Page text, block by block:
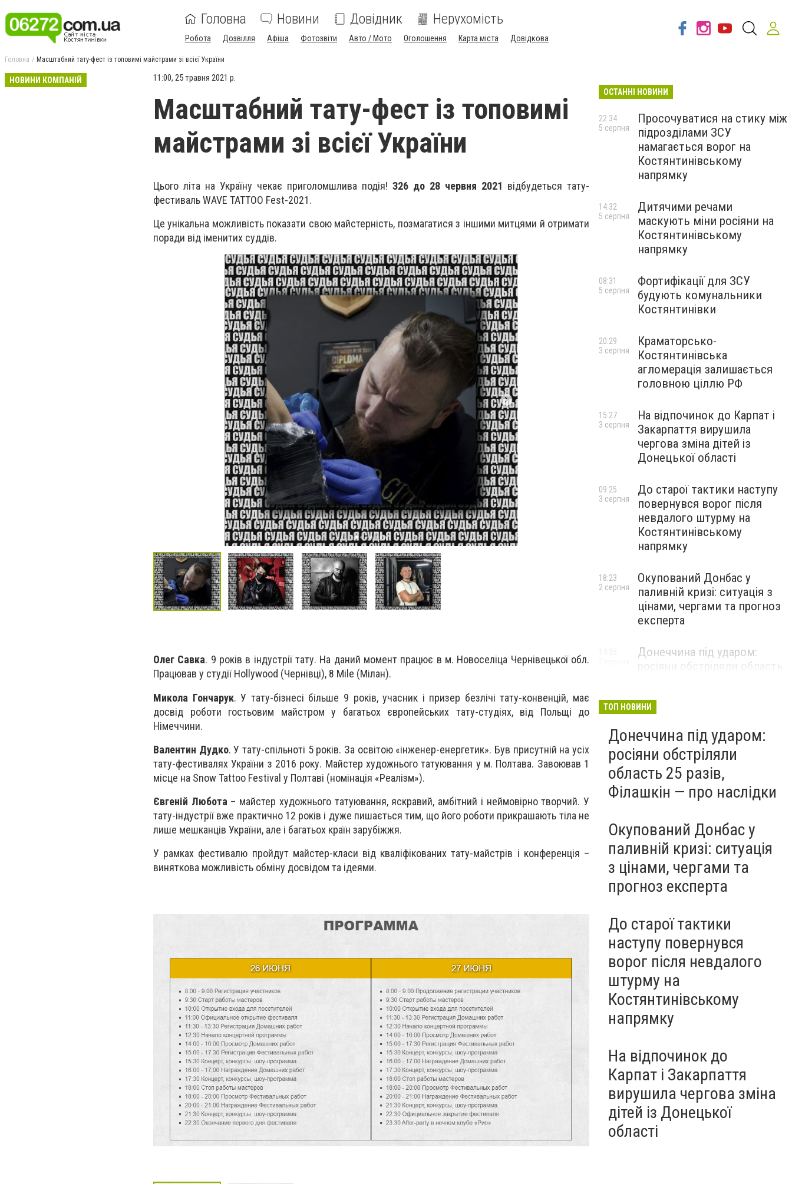
Головна Новини Довідник Нерухомість
Робота Дозвілля Афіша Фотозвіти Авто / Мото Оголошення Карта міста Довідкова
Головна Масштабний тату-фест із топовимі майстрами зі всієї України
НОВИНИ КОМПАНІЙ 11:00, 25 травня 2021 р.
Масштабний тату-фест із топовимі
майстрами зі всієї України
Цього літа на Україну чекає приголомшлива подія! З26 до 28 червня 2021 відбудеться тату-
фестиваль WAVE TATTOO Fest-2021.
Це унікальна можливість показати свою майстерність, позмагатися з іншими митцями й отримати
поради від іменитих суддів.
Олег Савка. 9 років в індустрії тату. На даний момент працює в м. Новоселіца Чернівецької обл.
Працював у студії Hollywood (Чернівці), 8 Mile (Мілан).
Микола Гончарук. У тату-бізнесі більше 9 років, учасник і призер безлічі тату-конвенцій, має
досвід роботи гостьовим майстром у багатьох європейських тату-студіях, від Польщі до
Німеччини.
Валентин Дудко. У тату-спільноті 5 років. За освітою «інженер-енергетик». Був присутній на усіх
тату-фестивалях України з 2016 року. Майстер художнього татуювання у м. Полтава. Завоював 1
місце на Snow Tattoo Festival у Полтаві (номінація «Реалізм»).
Євгеній Любота – майстер художнього татуювання, яскравий, амбітний і неймовірно творчий. У
тату-індустрії вже практично 12 років і дуже пишається тим, що його роботи прикрашають тіла не
лише мешканців України, але і багатьох країн зарубіжжя.
У рамках фестивалю пройдут майстер-класи від кваліфікованих тату-майстрів і конференція –
виняткова можливість обміну досвідом та ідеями.
ОСТАННІ НОВИНИ
Просочуватися на стику між
підрозділами ЗСУ
намагається ворог на
Костянтинівському
напрямку
22:34
5 серпня
Дитячими речами
маскують міни росіяни на
Костянтинівському
напрямку
14:32
5 серпня
Фортифікації для ЗСУ
будують комунальники
Костянтинівки
08:31
5 серпня
Краматорсько-
Костянтинівська
агломерація залишається
головною ціллю РФ
20:29
3 серпня
На відпочинок до Карпат і
Закарпаття вирушила
чергова зміна дітей із
Донецької області
15:27
3 серпня
До старої тактики наступу
повернувся ворог після
невдалого штурму на
Костянтинівському
напрямку
09:25
3 серпня
Окупований Донбас у
паливній кризі: ситуація з
цінами, чергами та прогноз
експерта
18:23
2 серпня
Донеччина під ударом:
росіяни обстріляли область
ТОП НОВИНИ
Донеччина під ударом:
росіяни обстріляли
область 25 разів,
Філашкін — про наслідки
Окупований Донбас у
паливній кризі: ситуація
з цінами, чергами та
прогноз експерта
До старої тактики
наступу повернувся
ворог після невдалого
штурму на
Костянтинівському
напрямку
На відпочинок до
Карпат і Закарпаття
вирушила чергова зміна
дітей із Донецької
області